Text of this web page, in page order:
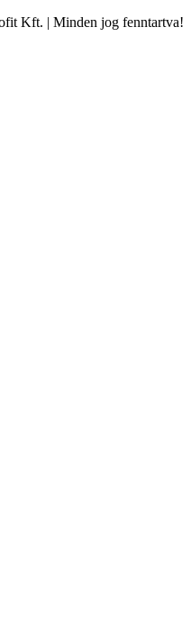
Kft. | Minden jog fenntartva!